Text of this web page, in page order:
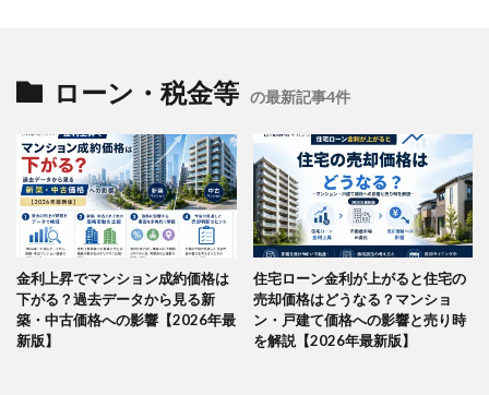
ローン・税金等 の最新記事4件
金利上昇でマンション成約価格は
下がる？過去データから見る新
築・中古価格への影響【2026年最
新版】
住宅ローン金利が上がると住宅の
売却価格はどうなる？マンショ
ン・戸建て価格への影響と売り時
を解説【2026年最新版】